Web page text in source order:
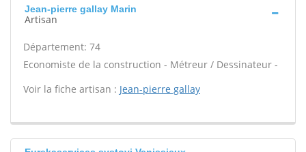
Jean-pierre gallay Marin
Artisan
Département: 74
Economiste de la construction - Métreur / Dessinateur -
Voir la fiche artisan : Jean-pierre gallay